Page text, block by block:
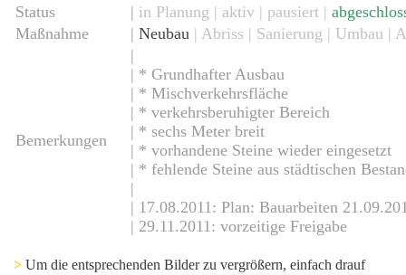
Status
| in Planung | aktiv | pausiert |
Maßnahme
| Neubau | Abriss | Sanierung | Umbau |
Bemerkungen
|
| * Grundhafter Ausbau
| * Mischverkehrsfläche
| * verkehrsberuhigter Bereich
| * sechs Meter breit
| * vorhandene Steine wieder eingesetzt
| * fehlende Steine aus städtischen
|
| 17.08.2011: Plan: Bauarbeiten
| 29.11.2011: vorzeitige Freigabe
> Um die entsprechenden Bilder zu vergrößern, einfach drauf